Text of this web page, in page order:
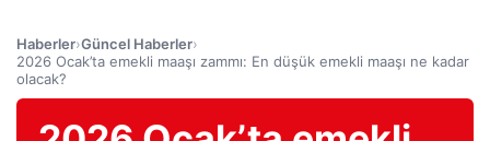
Haberler›Güncel Haberler›
2026 Ocak’ta emekli maaşı zammı: En düşük emekli maaşı ne kadar
olacak?